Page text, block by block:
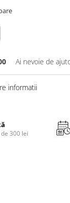
Ai nevoie de
informatii
300 lei